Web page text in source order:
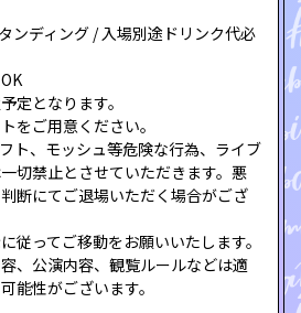
ンディング / 入場別途ドリンク代必
定となります。
をご用意ください。
ト、モッシュ等危険な行為、ライブ
切禁止とさせていただきます。悪
断にてご退場いただく場合がござ
従ってご移動をお願いいたします。
、公演内容、観覧ルールなどは適
能性がございます。